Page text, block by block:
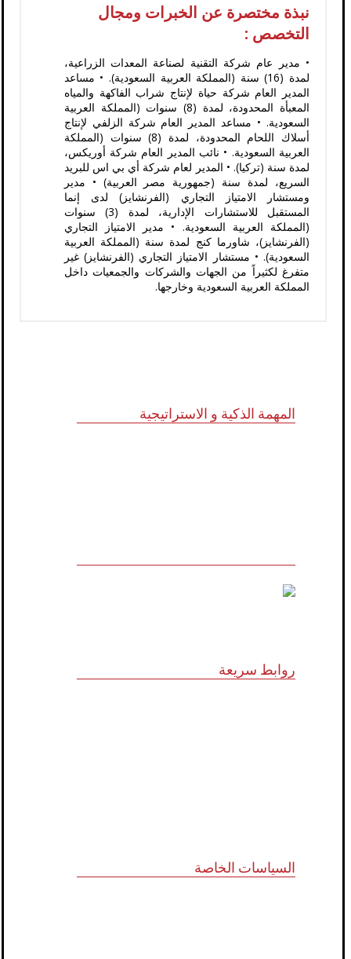
نبذة مختصرة عن الخبرات ومجال
التخصص :
• مدير عام شركة التقنية لصناعة المعدات الزراعية،
لمدة (16) سنة (المملكة العربية السعودية). • مساعد
المدير العام شركة حياة لإنتاج شراب الفاكهة والمياه
المعبأة المحدودة، لمدة (8) سنوات (المملكة العربية
السعودية. • مساعد المدير العام شركة الزلفي لإنتاج
أسلاك اللحام المحدودة، لمدة (8) سنوات (المملكة
العربية السعودية. • نائب المدير العام شركة أوريكس،
لمدة سنة (تركيا). • المدير لعام شركة أي بي اس للبريد
السريع، لمدة سنة (جمهورية مصر العربية) • مدير
ومستشار الامتياز التجاري (الفرنشايز) لدى إنما
المستقبل للاستشارات الإدارية، لمدة (3) سنوات
(المملكة العربية السعودية. • مدير الامتياز التجاري
(الفرنشايز)، شاورما كنج لمدة سنة (المملكة العربية
السعودية). • مستشار الامتياز التجاري (الفرنشايز) غير
متفرغ لكثيراً من الجهات والشركات والجمعيات داخل
المملكة العربية السعودية وخارجها.
المهمة الذكية و الاستراتيجية
روابط سريعة
السياسات الخاصة